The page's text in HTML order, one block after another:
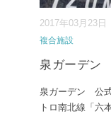
2017年03月23日
複合施設
泉ガーデン
泉ガーデン 公
トロ南北線「六